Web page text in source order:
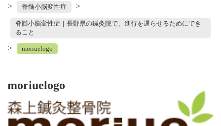
> 脊髄小脳変性症 >
脊髄小脳変性症｜長野県の鍼灸院で、進行を遅らせるためにでき
ること
> moriuelogo
moriuelogo